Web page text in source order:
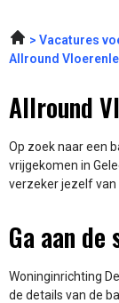
Vacatures
Allround
Allround
Op zoek naar een
vrijgekomen in
verzeker jezelf van
Ga aan
Woninginrichting
de details van de